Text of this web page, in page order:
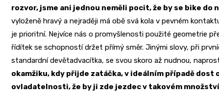
rozvor, jsme ani jednou neměli pocit, že by se bike
vyloženě hravý a nejraději má obě svá kola v pevném
je prioritní. Nejvíce nás o promyšlenosti použité geometrie
řídítek se schopností držet přímý směr. Jinými slovy, při
standardní devětadvacítka, se svou skoro až nudnou,
okamžiku, kdy přijde zatáčka, v ideálním případě dost
ovladatelnosti, že by ji zde jezdec v takovém